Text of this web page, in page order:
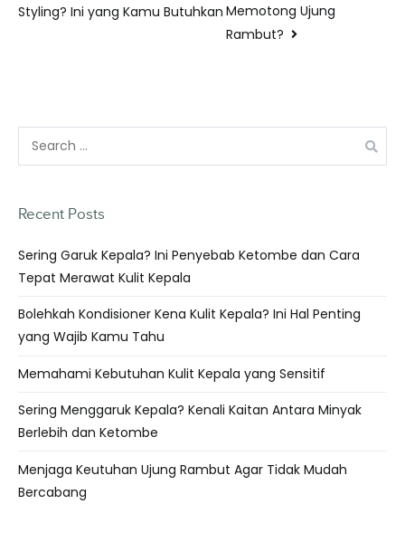
Styling? Ini yang Kamu Butuhkan Memotong Ujung
Rambut?
Recent Posts
Sering Garuk Kepala? Ini Penyebab Ketombe dan Cara
Tepat Merawat Kulit Kepala
Bolehkah Kondisioner Kena Kulit Kepala? Ini Hal Penting
yang Wajib Kamu Tahu
Memahami Kebutuhan Kulit Kepala yang Sensitif
Sering Menggaruk Kepala? Kenali Kaitan Antara Minyak
Berlebih dan Ketombe
Menjaga Keutuhan Ujung Rambut Agar Tidak Mudah
Bercabang